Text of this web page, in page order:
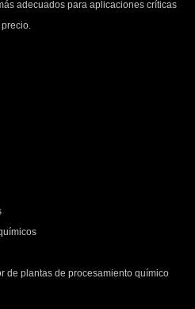
adecuados para aplicaciones críticas
de plantas de procesamiento químico